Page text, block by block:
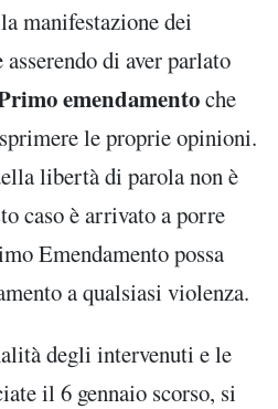
manifestazione dei
di aver parlato
emendamentoche
le proprie opinioni.
libertà di parola non è
caso è arrivato a porre
Emendamento possa
a qualsiasi violenza.
degli intervenuti e le
il 6 gennaio scorso, si